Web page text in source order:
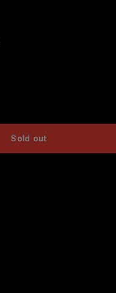
Sold out